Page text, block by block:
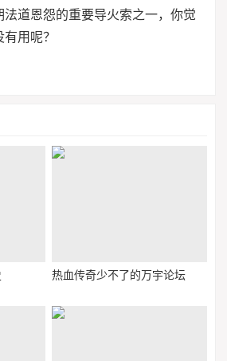
法道恩怨的重要导火索之一，你觉
用呢？
热血传奇少不了的万宇论坛